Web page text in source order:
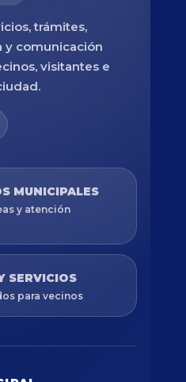
trámites,
y comunicación
visitantes e
MUNICIPALES
y atención
SERVICIOS
para vecinos